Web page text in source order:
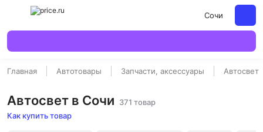
Сочи
Главная Автотовары Запчасти, аксессуары Автосвет
Автосвет в Сочи
371 товар
Как купить товар